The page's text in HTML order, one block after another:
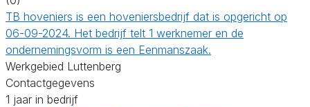
TB hoveniers is een hoveniersbedrijf dat is opgericht op
06-09-2024. Het bedrijf telt 1 werknemer en de
ondernemingsvorm is een Eenmanszaak.
Werkgebied Luttenberg
Contactgegevens
1 jaar in bedrijf